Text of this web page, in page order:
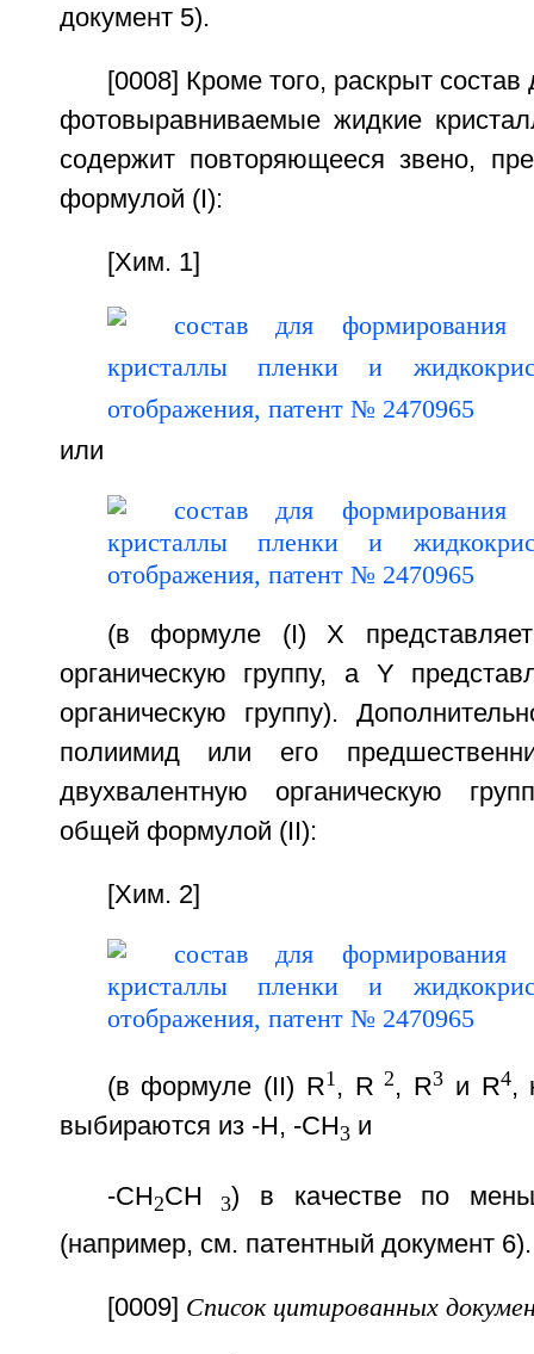
документ 5).
[0008] Кроме того, раскрыт
фотовыравниваемые жидкие
содержит повторяющееся звено,
формулой (I):
[Хим. 1]
или
(в формуле (I) X представляет
органическую группу, а Y
органическую группу).
полиимид или его
двухвалентную органическую
общей формулой (II):
[Хим. 2]
(в формуле (II) R1, R 2, R3 и R4,
выбираются из -H, -CH3 и
-CH 2CH 3) в качестве по
(например, см. патентный документ 6).
[0009] Список цитированных